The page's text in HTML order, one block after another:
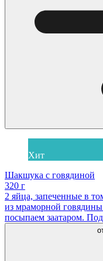
Хит
Шакшука с говядиной
320 г
2 яйца, запеченные в
из мраморной
посыпаем заатаром.